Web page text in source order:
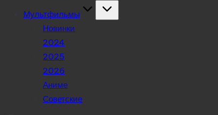
Мультфильмы
Новинки
2024
2025
2026
Аниме
Советские